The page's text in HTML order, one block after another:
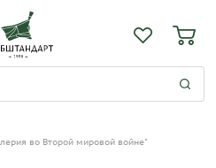
во Второй мировой войне"